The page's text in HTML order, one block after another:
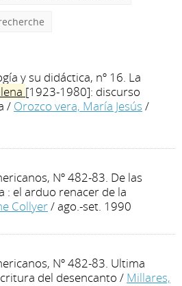
y su didáctica, nº 16. La
[1923-1980]: discurso
/ Orozco vera, María Jesús /
Nº 482-83. De las
: el arduo renacer de la
Collyer/ ago.-set. 1990
Nº 482-83. Ultima
del desencanto / Millares,